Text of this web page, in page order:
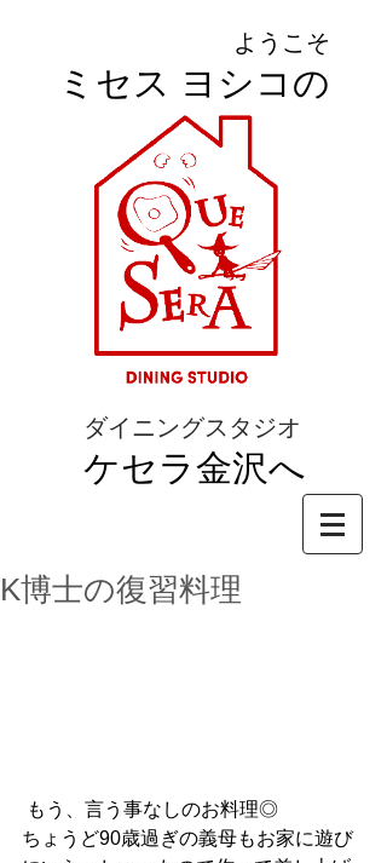
ようこそ
ミセス ヨシコの
ダイニングスタジオ
ケセラ金沢へ
K博士の復習料理
もう、言う事なしのお料理◎
ちょうど90歳過ぎの義母もお家に遊び